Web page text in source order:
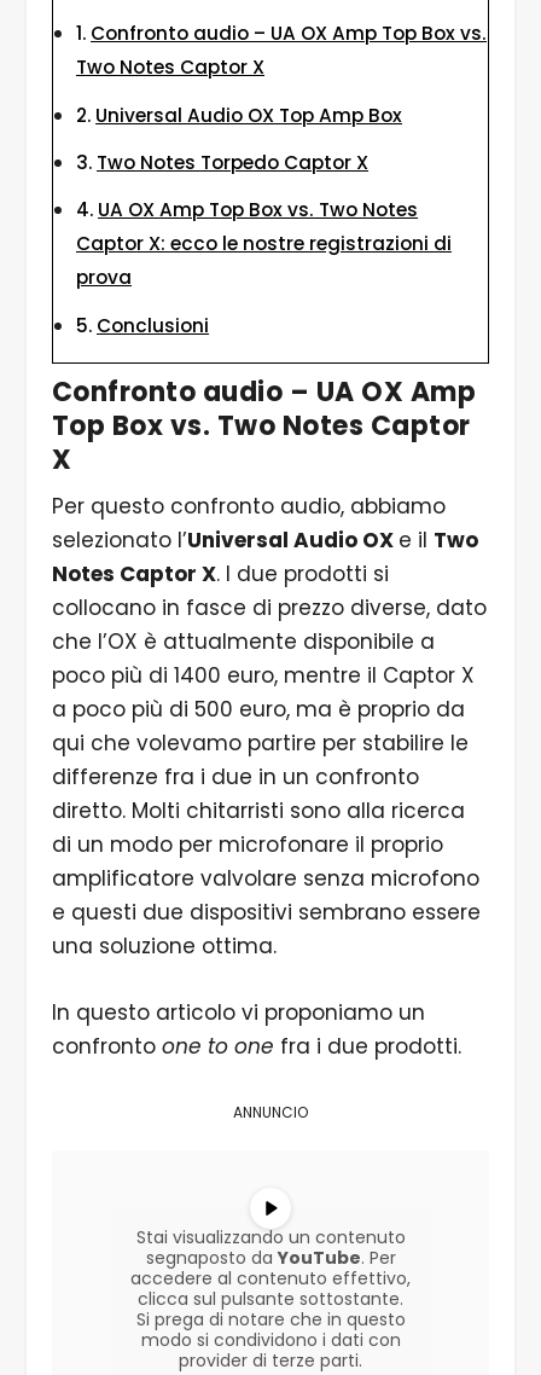
Confronto audio – UA OX Amp Top Box vs.
Two Notes Captor X
Universal Audio OX Top Amp Box
Two Notes Torpedo Captor X
UA OX Amp Top Box vs. Two Notes
Captor X: ecco le nostre registrazioni di
prova
Conclusioni
Confronto audio – UA OX Amp
Top Box vs. Two Notes Captor
X
Per questo confronto audio, abbiamo
selezionato l’Universal Audio OX e il Two
Notes Captor X. I due prodotti si
collocano in fasce di prezzo diverse, dato
che l’OX è attualmente disponibile a
poco più di 1400 euro, mentre il Captor X
a poco più di 500 euro, ma è proprio da
qui che volevamo partire per stabilire le
differenze fra i due in un confronto
diretto. Molti chitarristi sono alla ricerca
di un modo per microfonare il proprio
amplificatore valvolare senza microfono
e questi due dispositivi sembrano essere
una soluzione ottima.
In questo articolo vi proponiamo un
confronto one to one fra i due prodotti.
ANNUNCIO
Stai visualizzando un contenuto
segnaposto daYouTube. Per
accedere al contenuto effettivo,
clicca sul pulsante sottostante.
Si prega di notare che in questo
modo si condividono i dati con
provider di terze parti.